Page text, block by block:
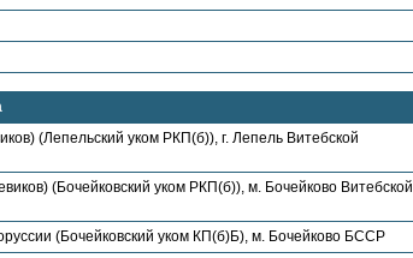
(Лепельский уком РКП(б)), г. Лепель Витебской
(Бочейковский уком РКП(б)), м. Бочейково Витебской
(Бочейковский уком КП(б)Б), м. Бочейково БССР